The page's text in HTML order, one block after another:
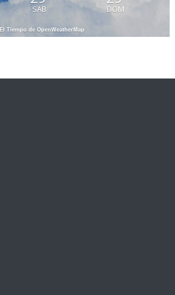
SAB DOM
El Tiempo de OpenWeatherMap